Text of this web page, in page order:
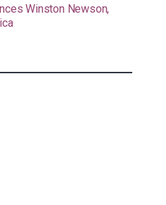
Winston Newson,